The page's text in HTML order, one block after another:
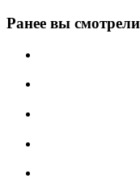
Ранее вы смотрели